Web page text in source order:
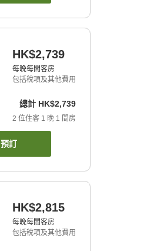
HK$2,739
每晚每間客房
包括稅項及其他費用
總計 HK$2,739
2 位住客 1 晚 1 間房
預訂
HK$2,815
每晚每間客房
包括稅項及其他費用